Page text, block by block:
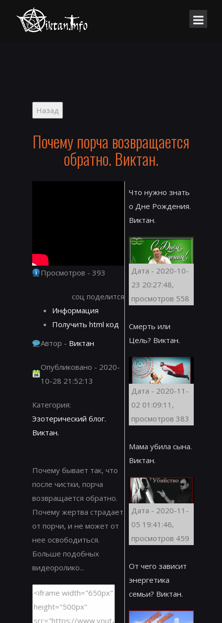
Почему порча возвращается
обратно. Виктан.
Просмотров - 393
соц поделится
Информация
Получить html код
Автор - Виктан
Опубликовано - 2020-
10-28 21:52:13
Категория:
Эзотерический блог.
Виктан.
Почему бывает так, что
после чистки, порча
возвращается обратно.
Почему жертва страдает
от порчи, и не может от
нее освободиться.
Больше подобных
видеоролико...
Что нужно знать
о Дне Рождения.
Виктан.
Дата - 2020-10-
23 20:27:48,
просмотров 558
Смерть или
Цель? Виктан.
Дата - 2020-11-
02 01:09:11,
просмотров 383
Мама убила сына.
Виктан.
Дата - 2020-11-
05 19:41:46,
просмотров 459
От чего зависит
энергетика
семьи? Виктан.